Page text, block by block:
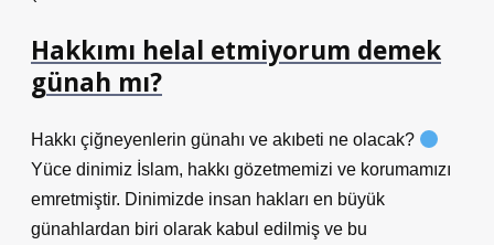
Hakkımı helal etmiyorum demek
günah mı?
Hakkı çiğneyenlerin günahı ve akıbeti ne olacak?
Yüce dinimiz İslam, hakkı gözetmemizi ve korumamızı
emretmiştir. Dinimizde insan hakları en büyük
günahlardan biri olarak kabul edilmiş ve bu